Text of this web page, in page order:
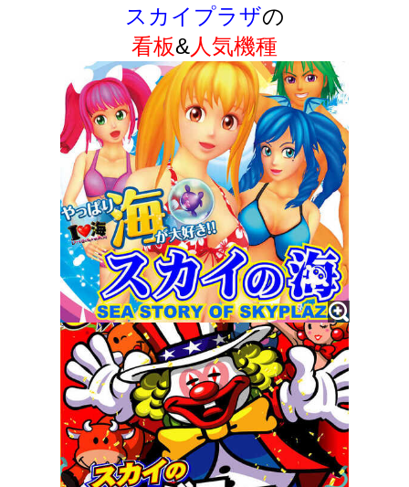
スカイプラザの
看板&人気機種